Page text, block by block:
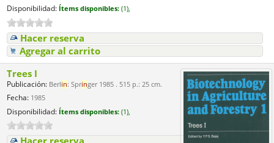
Disponibilidad: Ítems disponibles: (1),
Hacer reserva
Agregar al carrito
Trees I
Publicación: Berlin: Springer 1985 . 515 p.: 25 cm.
Fecha: 1985
Disponibilidad: Ítems disponibles: (1),